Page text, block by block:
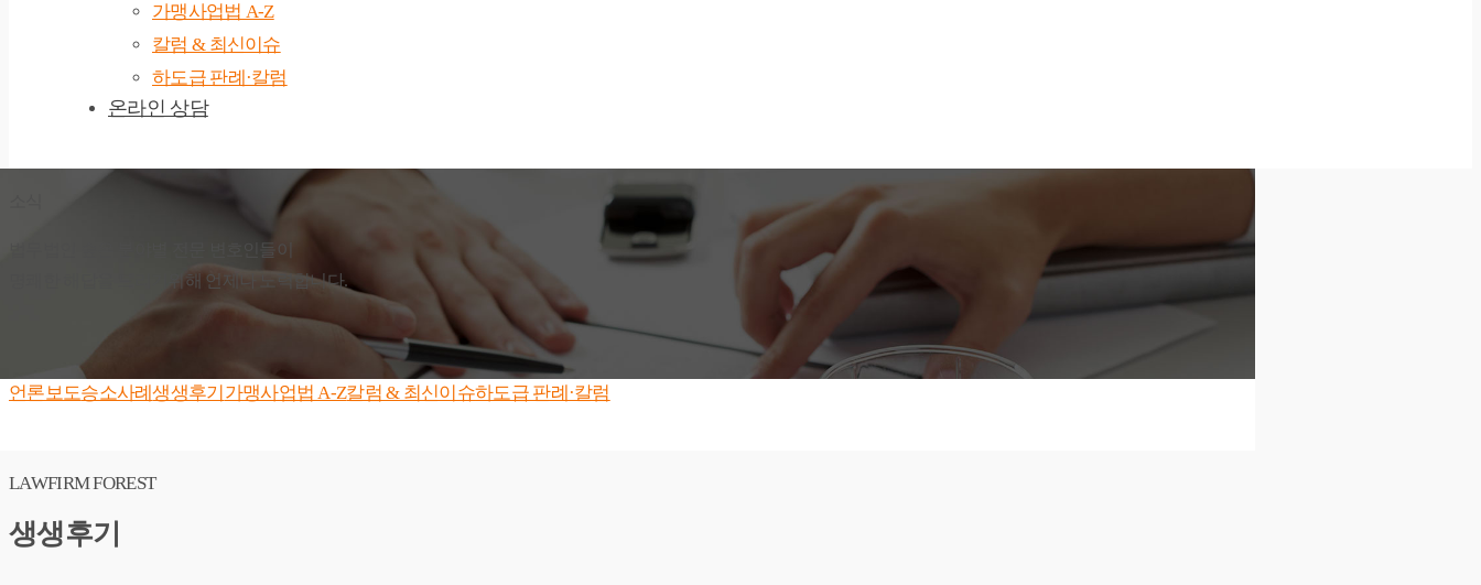
가맹사업법 A-Z
칼럼 & 최신이슈
하도급 판례·칼럼
온라인 상담
법무법인 숲은 분야별 전문 변호인들이
명쾌한 해답을 드리기위해 언제나 노력합니다.
언론보도승소사례생생후기 가맹사업법 A-Z칼럼 & 최신이슈하도급 판례·칼럼
LAWFIRM FOREST
생생후기